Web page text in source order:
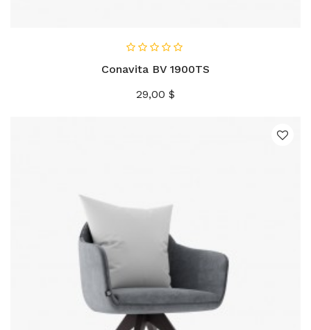
Conavita BV 1900TS
Precio
29,00 $